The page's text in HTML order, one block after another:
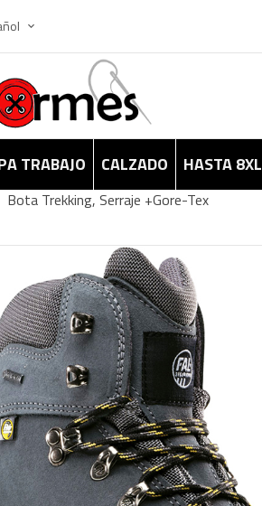
TRABAJO CALZADO HASTA 8XL
Bota Trekking, Serraje +gore-Tex